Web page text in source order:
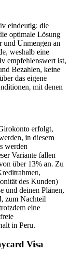
eindeutig: die
optimale Lösung
und Unmengen an
weshalb eine
empfehlenswert ist,
Bezahlen, keine
das eigene
mit denen
erfolgt,
in diesem
werden
Variante fallen
über 13% an. Zu
des Kunden)
und deinen Plänen,
zum Nachteil
eine
in Peru.
Visa